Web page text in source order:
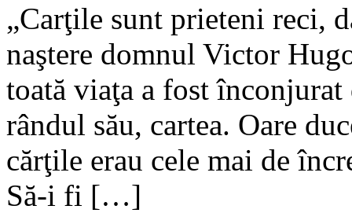
„Carţile sunt prieteni reci,
naştere domnul Victor
toată viaţa a fost
rândul său, cartea. Oare
cărţile erau cele mai de
Să-i fi […]